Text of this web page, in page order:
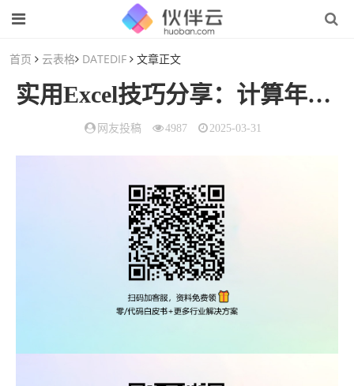
首页 云表格 DATEDIF 文章正文
实用Excel技巧分享：计算年数差、月数差、周数差（如何用excel计算月数差）
网友投稿 4987 2025-03-31